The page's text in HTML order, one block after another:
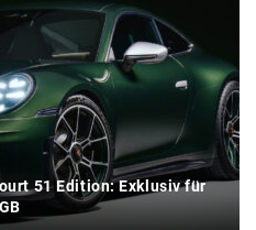
51 Edition: Exklusiv für
GB